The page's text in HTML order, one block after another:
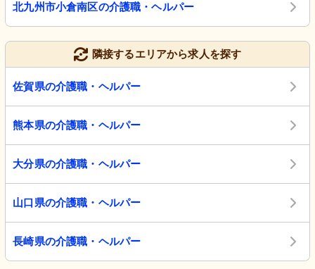
北九州市小倉南区の介護職・ヘルパー
隣接するエリアから求人を探す
佐賀県の介護職・ヘルパー
熊本県の介護職・ヘルパー
大分県の介護職・ヘルパー
山口県の介護職・ヘルパー
長崎県の介護職・ヘルパー